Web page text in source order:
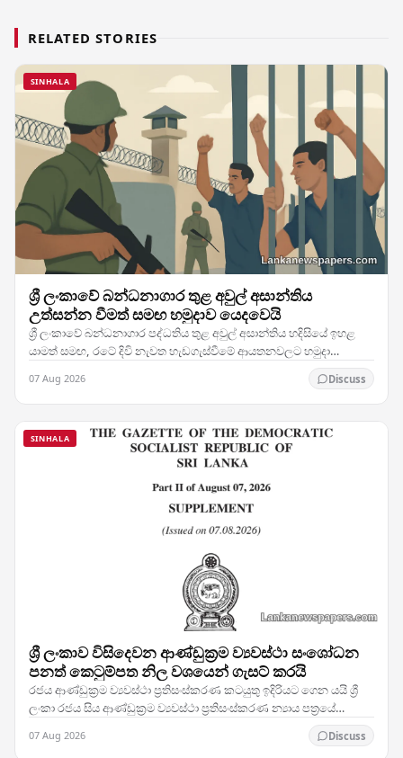
RELATED STORIES
SINHALA
ශ්‍රී ලංකාවේ බන්ධනාගාර තුළ අවුල් අසාන්තිය
උත්සන්න වීමත් සමඟ හමුදාව යෙදවෙයි
ශ්‍රී ලංකාවේ බන්ධනාගාර පද්ධතිය තුළ අවුල් අසාන්තිය හදිසියේ ඉහළ
යාමත් සමඟ, රටේ දිවි නැවත හැඩගැස්වීමේ ආයතනවලට හමුදා
07 Aug 2026 Discuss
SINHALA
ශ්‍රී ලංකාව විසිදෙවන ආණ්ඩුක්‍රම ව්‍යවස්ථා සංශෝධන
පනත් කෙටුම්පත නිල වශයෙන් ගැසට් කරයි
රජය ආණ්ඩුක්‍රම ව්‍යවස්ථා ප්‍රතිසංස්කරණ කටයුතු ඉදිරියට ගෙන යයි ශ්‍රී
ලංකා රජය සිය ආණ්ඩුක්‍රම ව්‍යවස්ථා ප්‍රතිසංස්කරණ න්‍යාය පත්‍රයේ
07 Aug 2026 Discuss